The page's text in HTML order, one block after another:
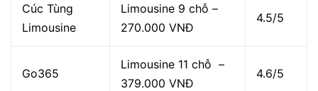
Cúc Tùng
Limousine
Limousine 9 chỗ –
270.000 VNĐ
4.5/5
Go365
Limousine 11 chỗ –
379.000 VNĐ
4.6/5